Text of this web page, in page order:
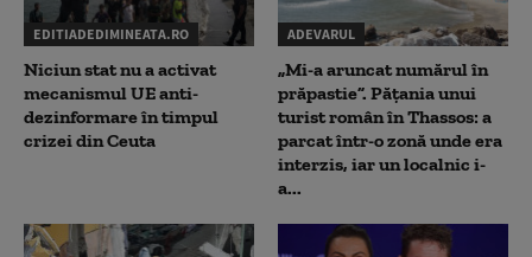
EDITIADEDIMINEATA.RO
Niciun stat nu a activat
mecanismul UE anti-
dezinformare în timpul
crizei din Ceuta
ADEVARUL
„Mi-a aruncat numărul în
prăpastie”. Pățania unui
turist român în Thassos: a
parcat într-o zonă unde era
interzis, iar un localnic i-
a...